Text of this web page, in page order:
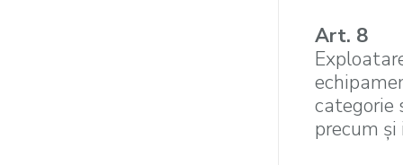
Art. 8
categorie
precum